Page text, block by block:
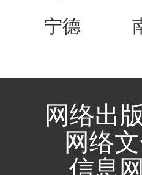
宁德
网络出
网络
信息